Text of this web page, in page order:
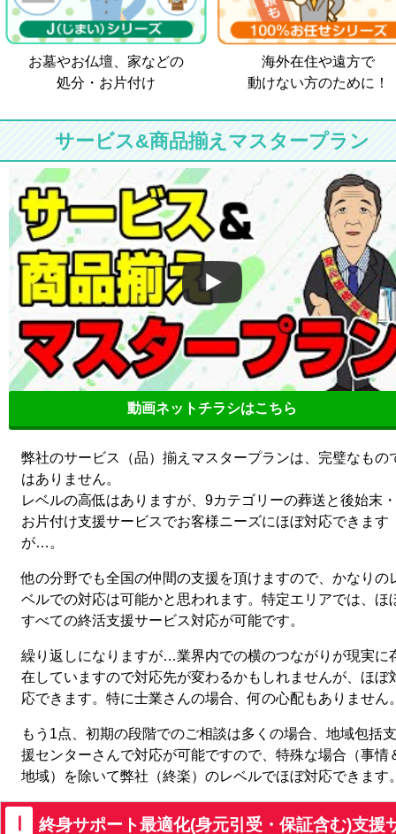
お墓やお仏壇、家などの
処分・お片付け
海外在住や遠方で
動けない方のために！
サービス&商品揃えマスタープラン
動画ネットチラシはこちら
弊社のサービス（品）揃えマスタープランは、完璧なもの
はありません。
レベルの高低はありますが、9カテゴリーの葬送と後始末・
お片付け支援サービスでお客様ニーズにほぼ対応できます
が…。
他の分野でも全国の仲間の支援を頂けますので、かなりの
ベルでの対応は可能かと思われます。特定エリアでは、ほ
すべての終活支援サービス対応が可能です。
繰り返しになりますが…業界内での横のつながりが現実に
在していますので対応先が変わるかもしれませんが、ほぼ
応できます。特に士業さんの場合、何の心配もありません
もう1点、初期の段階でのご相談は多くの場合、地域包括支
援センターさんで対応が可能ですので、特殊な場合（事情
地域）を除いて弊社（終楽）のレベルでほぼ対応できます
Ⅰ
終身サポート最適化(身元引受・保証含む)支援